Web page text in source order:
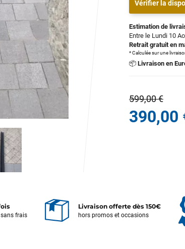
Vérifier la
Estimation de
Entre le Lundi 10
Retrait gratuit en
* Calculée sur une
📦 Livraison en
599,00 €
390,00
frais
Livraison offerte dès 150€
hors promos et occasions